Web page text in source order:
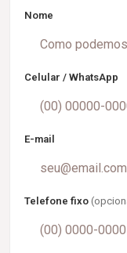
Nome
Celular / WhatsApp
E-mail
Telefone fixo